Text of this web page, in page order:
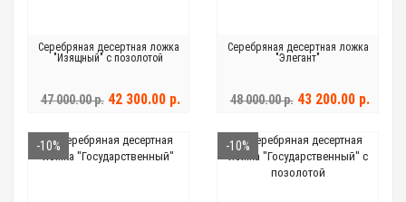
Серебряная десертная ложка
"Изящный" с позолотой
47 000.00 р. 42 300.00 р.
Серебряная десертная ложка
"Элегант"
48 000.00 р. 43 200.00 р.
-10% -10%